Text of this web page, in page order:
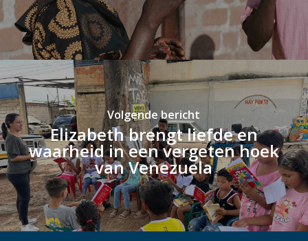
Volgende bericht
Elizabeth brengt liefde en
waarheid in een vergeten hoek
van Venezuela